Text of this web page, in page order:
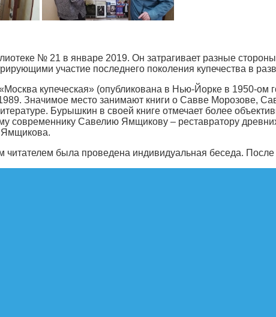
№ 21 в январе 2019. Он затрагивает разные
участие последнего поколения купечества в
купеческая» (опубликована в Нью-Йорке в 1950-ом
Значимое место занимают книги о Савве Морозове,
Бурышкин в своей книге отмечает более
современнику Савелию Ямщикову – реставратору
Ямщикова.
была проведена индивидуальная беседа.